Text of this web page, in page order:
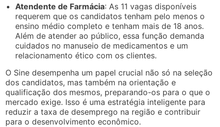
Atendente de Farmácia: As 11 vagas disponíveis
requerem que os candidatos tenham pelo menos o
ensino médio completo e tenham mais de 18 anos.
Além de atender ao público, essa função demanda
cuidados no manuseio de medicamentos e um
relacionamento ético com os clientes.
O Sine desempenha um papel crucial não só na seleção
dos candidatos, mas também na orientação e
qualificação dos mesmos, preparando-os para o que o
mercado exige. Isso é uma estratégia inteligente para
reduzir a taxa de desemprego na região e contribuir
para o desenvolvimento econômico.